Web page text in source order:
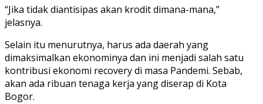
“Jika tidak diantisipas akan krodit dimana-mana,”
jelasnya.
Selain itu menurutnya, harus ada daerah yang
dimaksimalkan ekonominya dan ini menjadi salah satu
kontribusi ekonomi recovery di masa Pandemi. Sebab,
akan ada ribuan tenaga kerja yang diserap di Kota
Bogor.